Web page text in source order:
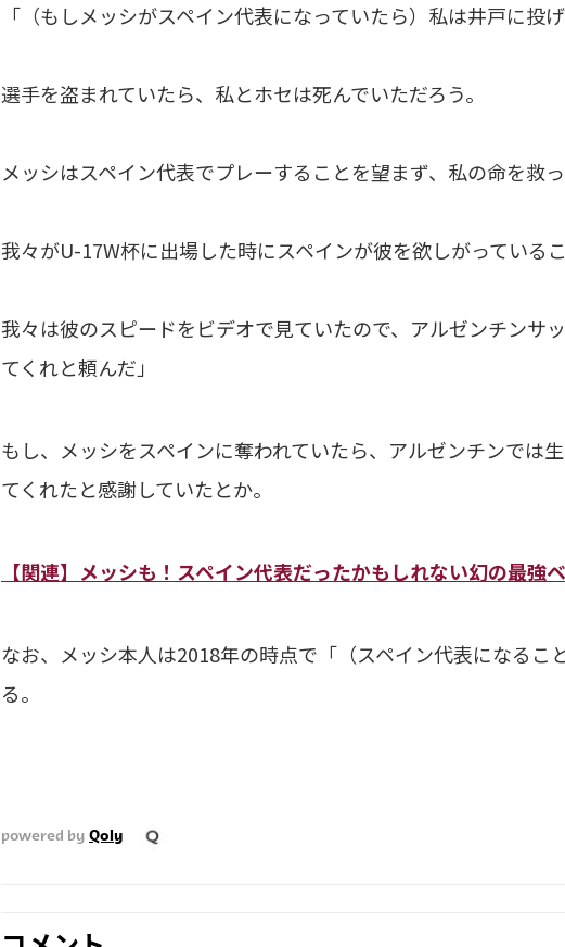
「（もしメッシがスペイン代表になっていたら）私は井戸に投
選手を盗まれていたら、私とホセは死んでいただろう。
メッシはスペイン代表でプレーすることを望まず、私の命を救っ
我々がU-17W杯に出場した時にスペインが彼を欲しがっている
我々は彼のスピードをビデオで見ていたので、アルゼンチンサ
てくれと頼んだ」
もし、メッシをスペインに奪われていたら、アルゼンチンでは
てくれたと感謝していたとか。
【関連】メッシも！スペイン代表だったかもしれない幻の最強
なお、メッシ本人は2018年の時点で「（スペイン代表になる
る。
powered by Qoly